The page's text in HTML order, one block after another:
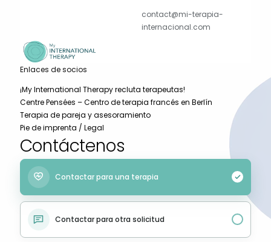
contact@mi-terapia-
internacional.com
Enlaces de socios
¡My International Therapy recluta terapeutas!
Centre Pensées – Centro de terapia francés en Berlín
Terapia de pareja y asesoramiento
Pie de imprenta / Legal
Contáctenos
Contactar para una terapia
Contactar para otra solicitud
Deutsch